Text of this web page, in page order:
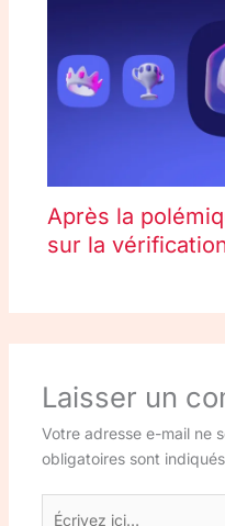
Après la
sur la
Laisser un
Votre adresse e-mail ne
obligatoires sont
Écrivez